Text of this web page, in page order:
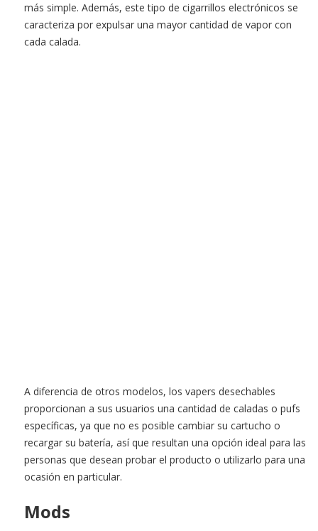
más simple. Además, este tipo de cigarrillos electrónicos se
caracteriza por expulsar una mayor cantidad de vapor con
cada calada.
A diferencia de otros modelos, los vapers desechables
proporcionan a sus usuarios una cantidad de caladas o pufs
específicas, ya que no es posible cambiar su cartucho o
recargar su batería, así que resultan una opción ideal para las
personas que desean probar el producto o utilizarlo para una
ocasión en particular.
Mods